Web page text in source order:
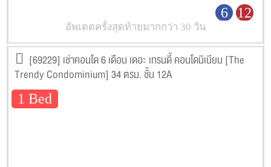
6 12
อัพเดตครั้งสุดท้ายมากกว่า 30 วัน
[69229] เช่าคอนโด 6 เดือน เดอะ เทรนดี้ คอนโดมิเนียม [The
Trendy Condominium] 34 ตรม. ชั้น 12A
1 Bed